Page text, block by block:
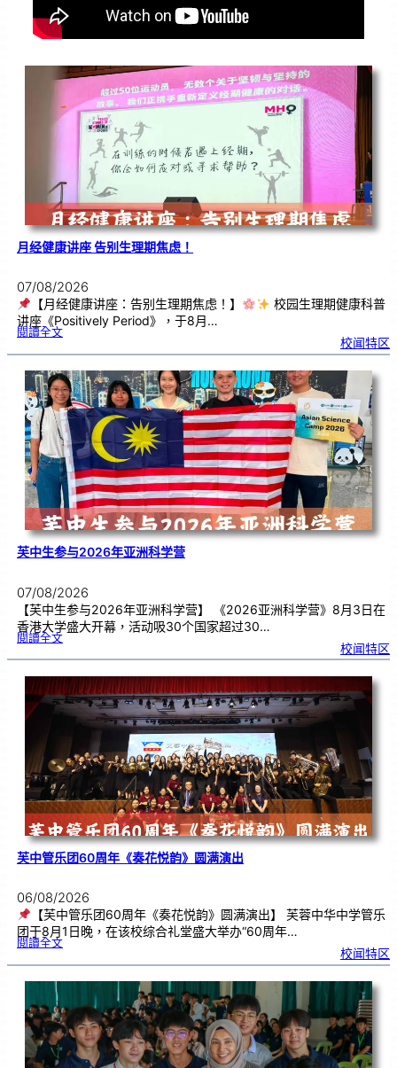
月经健康讲座 告别生理期焦虑！
07/08/2026
【月经健康讲座：告别生理期焦虑！】
校园生理期健康科普
讲座《Positively Period》，于8月…
閱讀全文:月
康
座
告
别
生
理
期
焦
虑
！
校闻特区
芙中生参与2026年亚洲科学营
07/08/2026
【芙中生参与2026年亚洲科学营】 《2026亚洲科学营》8月3日在
香港大学盛大开幕，活动吸30个国家超过30…
閱讀全文:芙
参
2
0
2
6
年
亚
洲科
校闻特区
芙中管乐团60周年《奏花悦韵》圆满演出
06/08/2026
【芙中管乐团60周年《奏花悦韵》圆满演出】 芙蓉中华中学管乐
团于8月1日晚，在该校综合礼堂盛大举办“60周年…
閱讀全文:芙
乐
6
0
《
奏
花
悦
韵
》
圆
满
演
出
校闻特区